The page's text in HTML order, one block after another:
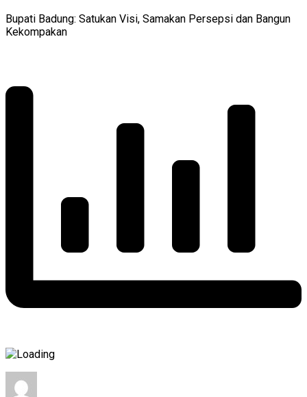
Bupati Badung: Satukan Visi, Samakan Persepsi dan Bangun
Kekompakan